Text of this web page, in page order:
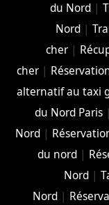
du Nord |
Nord |
cher |
cher|
alternatif au taxi
du Nord Paris|
Nord |
du nord|
Nord|
Nord|